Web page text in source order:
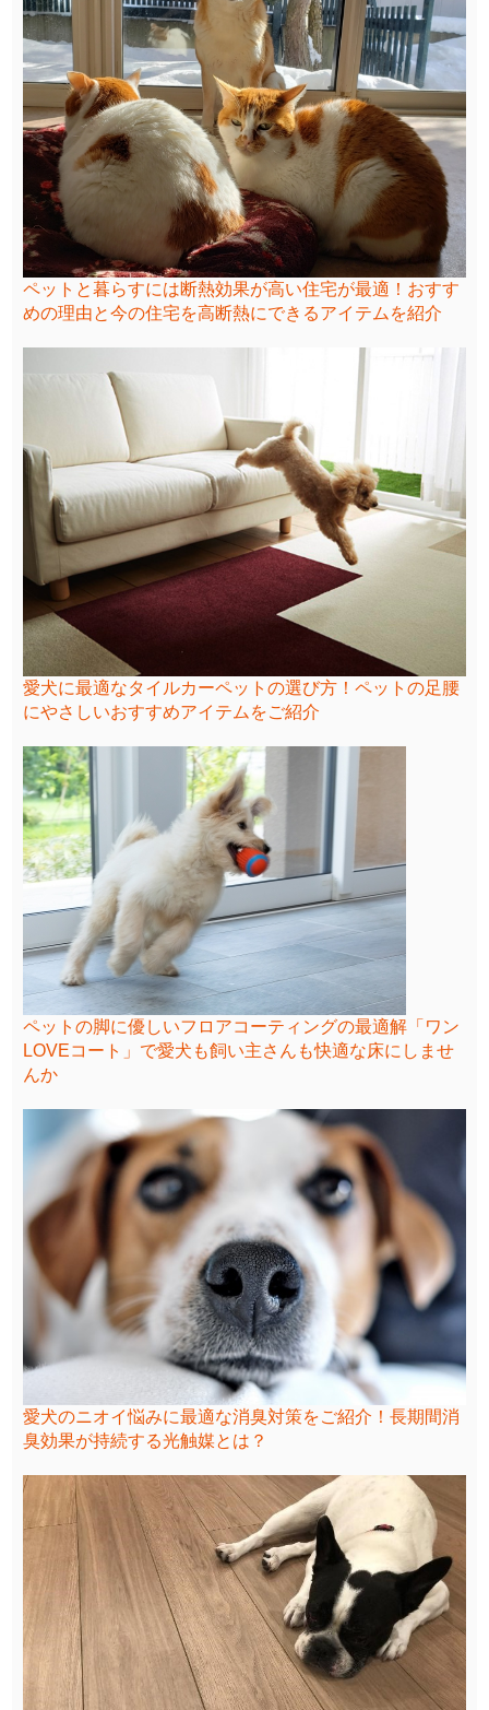
ペットと暮らすには断熱効果が高い住宅が最適！おすす
めの理由と今の住宅を高断熱にできるアイテムを紹介
愛犬に最適なタイルカーペットの選び方！ペットの足腰
にやさしいおすすめアイテムをご紹介
ペットの脚に優しいフロアコーティングの最適解「ワン
LOVEコート」で愛犬も飼い主さんも快適な床にしませ
んか
愛犬のニオイ悩みに最適な消臭対策をご紹介！長期間消
臭効果が持続する光触媒とは？